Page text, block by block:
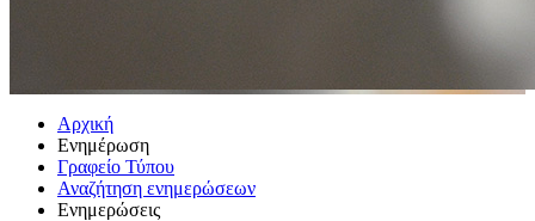
Αρχική
Ενημέρωση
Γραφείο Τύπου
Αναζήτηση ενημερώσεων
Ενημερώσεις